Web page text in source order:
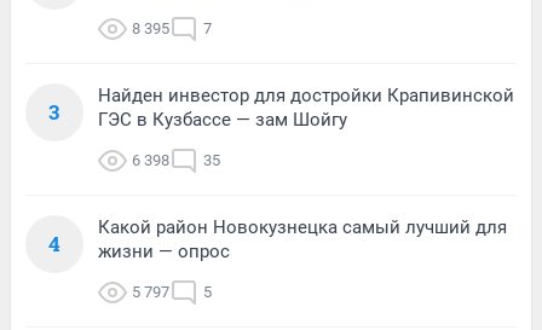
8 395 7
3
Найден инвестор для достройки Крапивинской
ГЭС в Кузбассе — зам Шойгу
6 398 35
4
Какой район Новокузнецка самый лучший для
жизни — опрос
5 797 5